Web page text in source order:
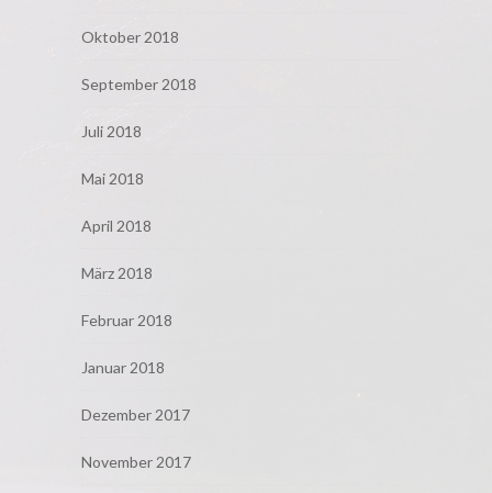
Oktober 2018
September 2018
Juli 2018
Mai 2018
April 2018
März 2018
Februar 2018
Januar 2018
Dezember 2017
November 2017